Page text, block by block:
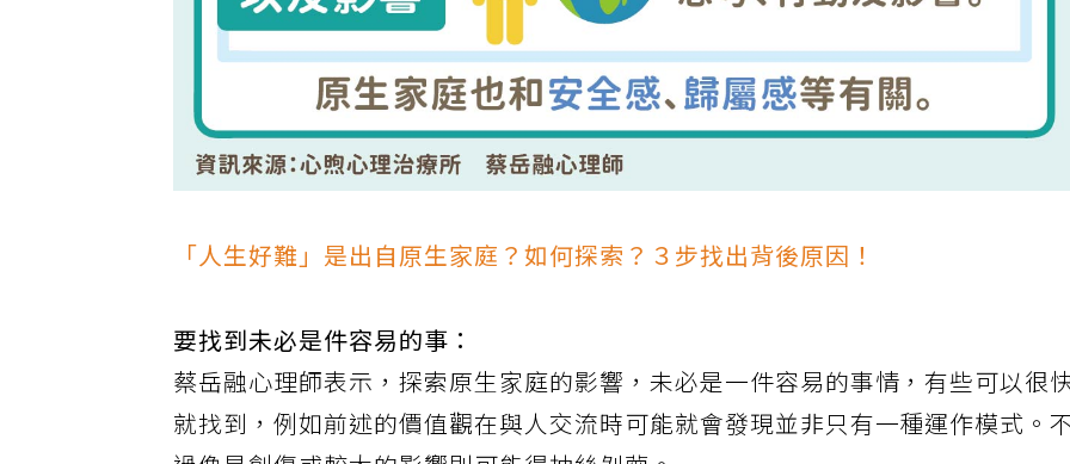
「人生好難」是出自原生家庭？如何探索？３步找出背後原因！
要找到未必是件容易的事：
蔡岳融心理師表示，探索原生家庭的影響，未必是一件容易的事情，有些可以很
就找到，例如前述的價值觀在與人交流時可能就會發現並非只有一種運作模式。不